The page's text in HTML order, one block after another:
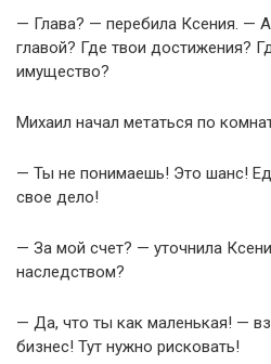
— Глава? — перебила Ксения. —
главой? Где твои достижения?
имущество?
Михаил начал метаться по
— Ты не понимаешь! Это шанс!
свое дело!
— За мой счет? — уточнила
наследством?
— Да, что ты как маленькая! —
бизнес! Тут нужно рисковать!